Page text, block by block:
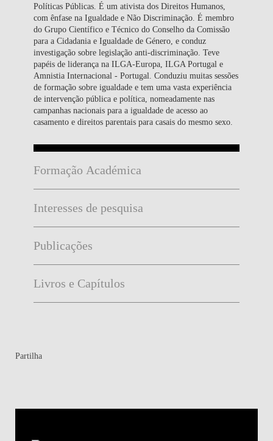
Políticas Públicas. É um ativista dos Direitos Humanos,
com ênfase na Igualdade e Não Discriminação. É membro
do Grupo Científico e Técnico do Conselho da Comissão
para a Cidadania e Igualdade de Género, e conduz
investigação sobre legislação anti-discriminação. Teve
papéis de liderança na ILGA-Europa, ILGA Portugal e
Amnistia Internacional - Portugal. Conduziu muitas sessões
de formação sobre igualdade e tem uma vasta experiência
de intervenção pública e política, nomeadamente nas
campanhas nacionais para a igualdade de acesso ao
casamento e direitos parentais para casais do mesmo sexo.
Formação Académica
Interesses de pesquisa
Publicações
Livros e Capítulos
Partilha